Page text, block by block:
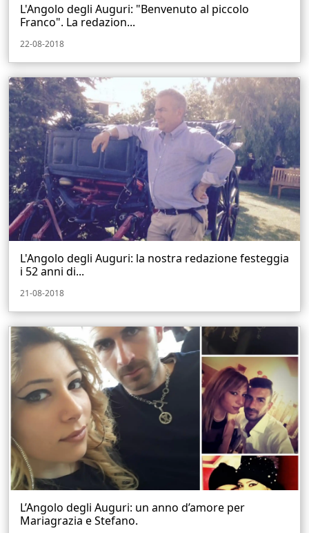
L'Angolo degli Auguri: "Benvenuto al piccolo
Franco". La redazion...
22-08-2018
L'Angolo degli Auguri: la nostra redazione festeggia
i 52 anni di...
21-08-2018
L’Angolo degli Auguri: un anno d’amore per
Mariagrazia e Stefano.